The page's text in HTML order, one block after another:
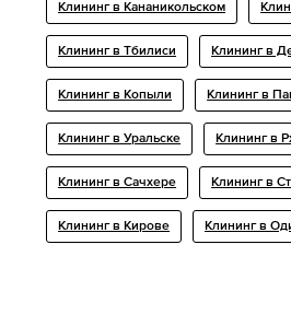
Клининг в Кананикольском
Клининг в Тбилиси Клининг в
Клининг в Копыли Клининг в
Клининг в Уральске Клининг в
Клининг в Сачхере Клининг в
Клининг в Кирове Клининг в